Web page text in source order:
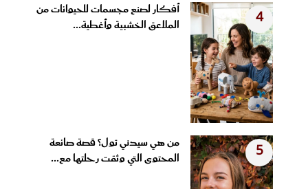
4
أفكار لصنع مجسمات للحيوانات من
الملاعق الخشبية وأغطية...
5
من هي سيدني تول؟ قصة صانعة
المحتوى التي وثقت رحلتها مع...